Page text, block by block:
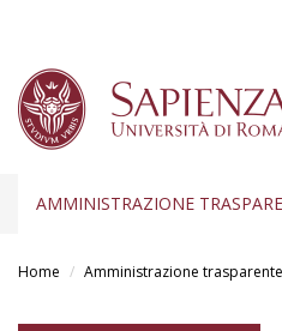
AMMINISTRAZIONE
Home Amministrazione trasparente